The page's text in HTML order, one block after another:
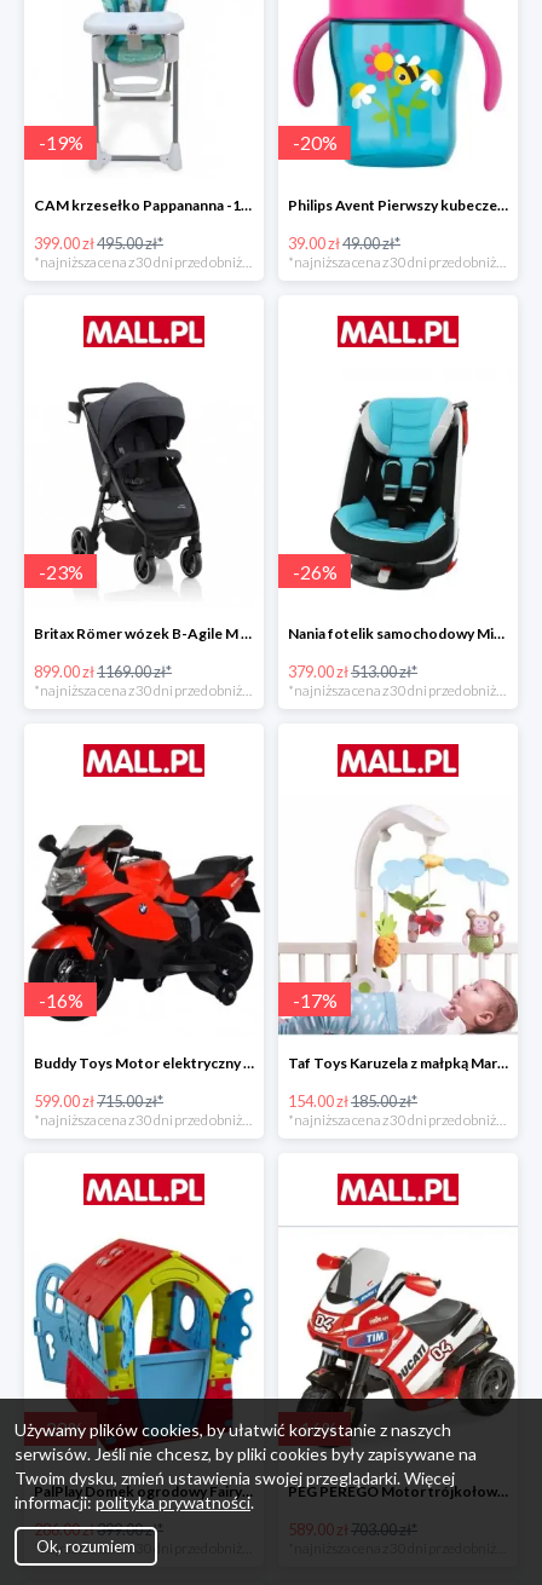
-19%
CAM krzesełko Pappananna -19%
399.00 zł495.00 zł*
*najniższa cena z 30 dni przed obniżką
-20%
Philips Avent Pierwszy kubeczek 260 ml -20%
39.00 zł49.00 zł*
*najniższa cena z 30 dni przed obniżką
-23%
Britax Römer wózek B-Agile M Black Shadow 2020 -23%
899.00 zł1169.00 zł*
*najniższa cena z 30 dni przed obniżką
-26%
Nania fotelik samochodowy Migo Saturn Premium Sky -26%
379.00 zł513.00 zł*
*najniższa cena z 30 dni przed obniżką
-16%
Buddy Toys Motor elektryczny BMW K1300 BEC 6011 -16%
599.00 zł715.00 zł*
-17%
Taf Toys Karuzela z małpką Marco -16%
154.00 zł185.00 zł*
-28%
PalPlay Domek ogrodowy Fairy House -28%
286.00 zł399.00 zł*
-16%
PEG PEREGO Motor trójkołowy Ducati Desmosedici -16%
589.00 zł703.00 zł*
Używamy plików cookies, by ułatwić korzystanie z naszych
serwisów. Jeśli nie chcesz, by pliki cookies były zapisywane na
Twoim dysku, zmień ustawienia swojej przeglądarki. Więcej
informacji:polityka prywatności.
Ok, rozumiem